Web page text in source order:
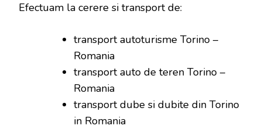
Efectuam la cerere si transport de:
transport autoturisme Torino –
Romania
transport auto de teren Torino –
Romania
transport dube si dubite din Torino
in Romania